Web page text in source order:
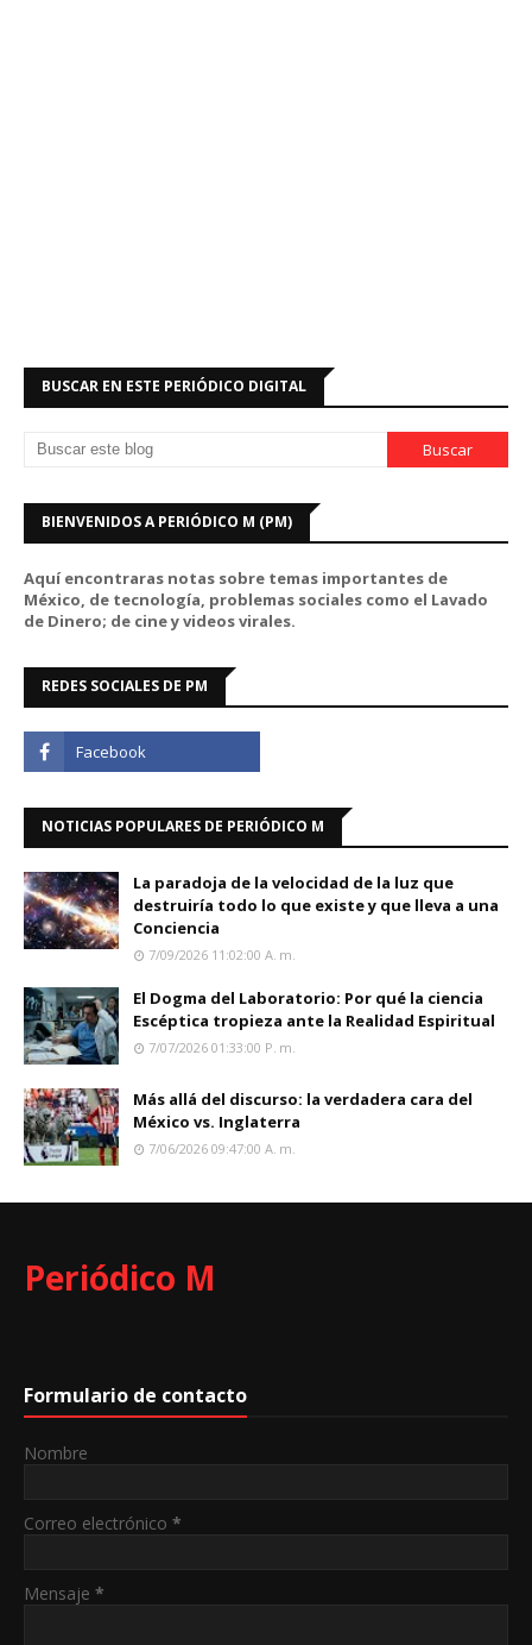
BUSCAR EN ESTE PERIÓDICO DIGITAL
BIENVENIDOS A PERIÓDICO M (PM)
Aquí encontraras notas sobre temas importantes de
México, de tecnología, problemas sociales como el Lavado
de Dinero; de cine y videos virales.
REDES SOCIALES DE PM
NOTICIAS POPULARES DE PERIÓDICO M
La paradoja de la velocidad de la luz que
destruiría todo lo que existe y que lleva a una
Conciencia
7/09/2026 11:02:00 A. M.
El Dogma del Laboratorio: Por qué la ciencia
Escéptica tropieza ante la Realidad Espiritual
7/07/2026 01:33:00 P. M.
Más allá del discurso: la verdadera cara del
México vs. Inglaterra
7/06/2026 09:47:00 A. M.
Periódico M
Formulario de contacto
Nombre
Correo electrónico *
Mensaje *